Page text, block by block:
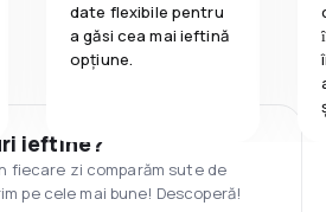
date flexibile pentru
a găsi cea mai ieftină
opțiune.
ieftine?
fiecare zi comparăm sute de
pe cele mai bune! Descoperă!